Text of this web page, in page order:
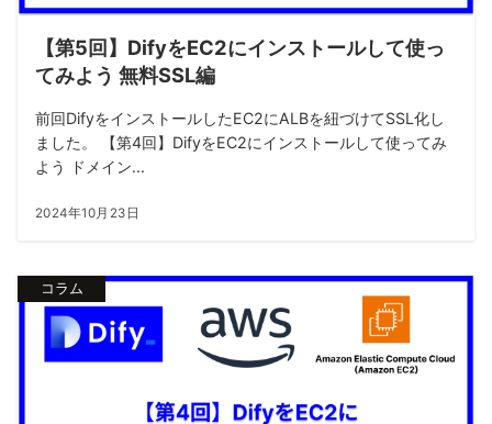
【第5回】DifyをEC2にインストールして使っ
てみよう 無料SSL編
前回DifyをインストールしたEC2にALBを紐づけてSSL化し
ました。 【第4回】DifyをEC2にインストールして使ってみ
よう ドメイン...
2024年10月23日
コラム